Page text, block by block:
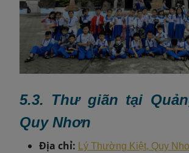
5.3. Thư giãn tại
Quy Nhơn
Địa chỉ: Lý Thường Kiệt, Quy